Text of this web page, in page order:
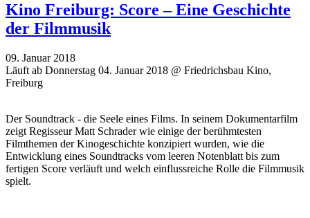
Kino Freiburg: Score – Eine Geschichte
der Filmmusik
09. Januar 2018
Läuft ab Donnerstag 04. Januar 2018 @ Friedrichsbau Kino,
Freiburg
Der Soundtrack - die Seele eines Films. In seinem Dokumentarfilm
zeigt Regisseur Matt Schrader wie einige der berühmtesten
Filmthemen der Kinogeschichte konzipiert wurden, wie die
Entwicklung eines Soundtracks vom leeren Notenblatt bis zum
fertigen Score verläuft und welch einflussreiche Rolle die Filmmusik
spielt.